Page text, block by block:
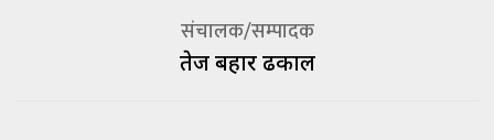
संचालक/सम्पादक
तेज बहादूर ढकाल